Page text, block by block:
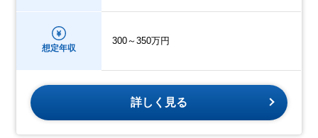
想定年収
300～350万円
詳しく見る